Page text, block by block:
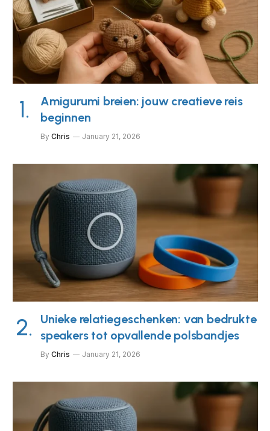
Amigurumi breien: jouw creatieve reis
beginnen
By Chris January 21, 2026
Unieke relatiegeschenken: van bedrukte
speakers tot opvallende polsbandjes
By Chris January 21, 2026